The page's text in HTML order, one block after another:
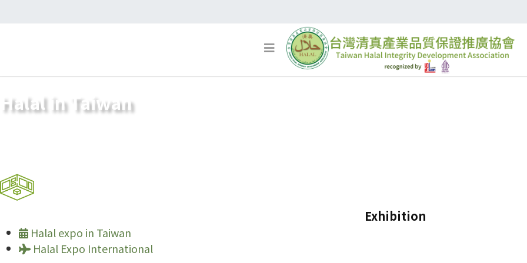
Halal in Taiwan
Exhibition
Halal expo in Taiwan
Halal Expo International